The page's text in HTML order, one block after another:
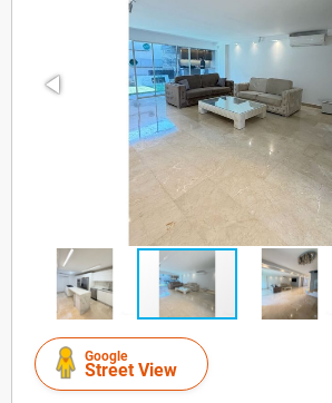
Google
Street View